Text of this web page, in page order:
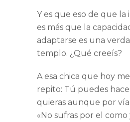
Y es que eso de que la
es más que la
adaptarse es una
templo. ¿Qué creeís?
A esa chica que hoy
repito: Tú puedes
quieras aunque por
«No sufras por el